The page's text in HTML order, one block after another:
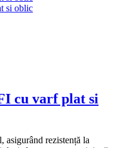
cu varf plat si
asigurând rezistență la